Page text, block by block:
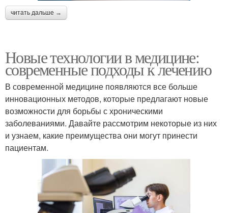
читать дальше →
Новые технологии в медицине:
современные подходы к лечению
В современной медицине появляются все больше
инновационных методов, которые предлагают новые
возможности для борьбы с хроническими
заболеваниями. Давайте рассмотрим некоторые из них
и узнаем, какие преимущества они могут принести
пациентам.